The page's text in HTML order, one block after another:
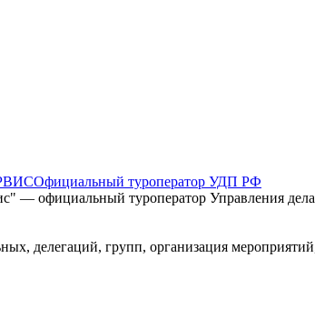
Официальный туроператор УДП РФ
— официальный туроператор Управления
делегаций, групп, организация